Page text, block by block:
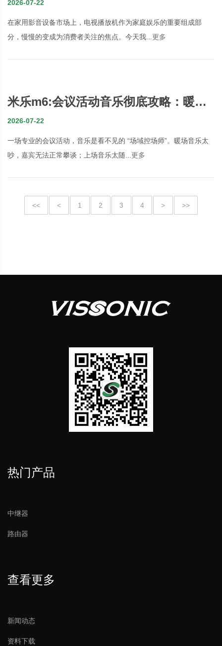
2026-07-22
在家用影音设备市场上，电视播放机作为家庭娱乐的重要组成部
分，慢慢的变成为消费者关注的焦点。今天我... 更多
米乐m6:会议活动音乐彻底攻略：暖场
颁奖 发布会布景音乐及音效资料网收拾
2026-07-22
一场专业的会议活动，音乐是看不见的 “场域控场师”。暖场音乐太
吵，嘉宾无法正常攀谈；上场音乐太随... 更多
<< < 1 2 3 4 > >>
热门产品
中继器
路由器
查看更多
新闻动态
资料下载